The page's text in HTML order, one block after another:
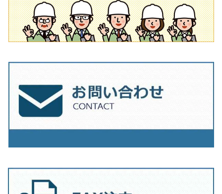
230mm（9インチ）
205mm（8インチ）
230mm（9インチ）
180ｍｍ（7インチ）
205mm（8インチ）